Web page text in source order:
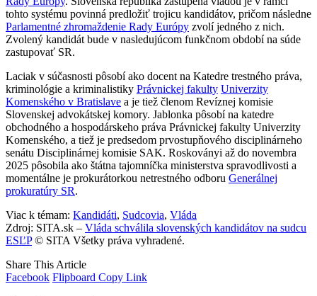
tohto systému povinná predložiť trojicu kandidátov, pričom následne
Parlamentné zhromaždenie Rady Európy zvolí jedného z nich.
Zvolený kandidát bude v nasledujúcom funkčnom období na súde
zastupovať SR.
Laciak v súčasnosti pôsobí ako docent na Katedre trestného práva,
kriminológie a kriminalistiky Právnickej fakulty Univerzity
Komenského v Bratislave a je tiež členom Revíznej komisie
Slovenskej advokátskej komory. Jablonka pôsobí na katedre
obchodného a hospodárskeho práva Právnickej fakulty Univerzity
Komenského, a tiež je predsedom prvostupňového disciplinárneho
senátu Disciplinárnej komisie SAK. Roskoványi až do novembra
2025 pôsobila ako štátna tajomníčka ministerstva spravodlivosti a
momentálne je prokurátorkou netrestného odboru Generálnej
prokuratúry SR.
Viac k témam: Kandidáti, Sudcovia, Vláda
Zdroj: SITA.sk – Vláda schválila slovenských kandidátov na sudcu
ESĽP© SITA Všetky práva vyhradené.
Share This Article
Facebook Flipboard Copy Link